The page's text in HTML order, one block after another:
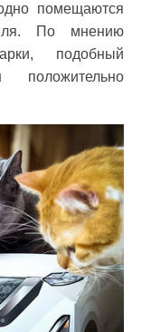
помещаются
По мнению
подобный
положительно